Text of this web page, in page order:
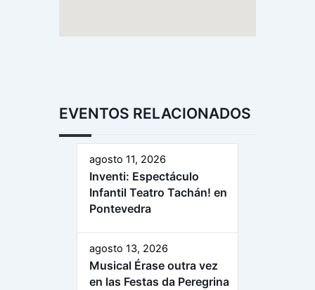
EVENTOS RELACIONADOS
agosto 11, 2026
Inventi: Espectáculo
Infantil Teatro Tachán! en
Pontevedra
agosto 13, 2026
Musical Érase outra vez
en las Festas da Peregrina